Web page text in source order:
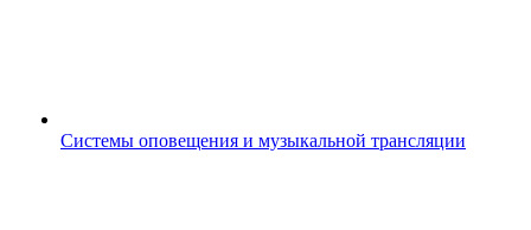
Системы оповещения и музыкальной трансляции